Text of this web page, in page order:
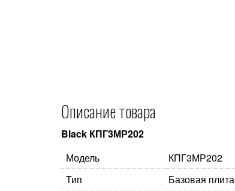
Описание товара
Black КПГ3МР202
Модель
КПГ3МР202
Тип
Базовая плита